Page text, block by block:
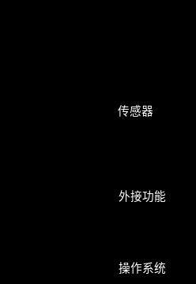
传感器
外接功能
操作系统